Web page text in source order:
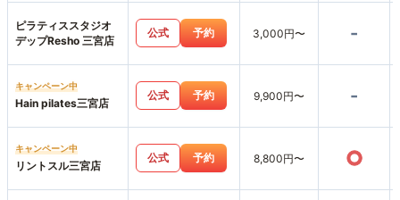
ピラティススタジオ
デップResho 三宮店
公式 予約 3,000円〜 -
キャンペーン中
Hain pilates三宮店
公式 予約 9,900円〜 -
キャンペーン中
リントスル三宮店
公式 予約 8,800円〜 ○